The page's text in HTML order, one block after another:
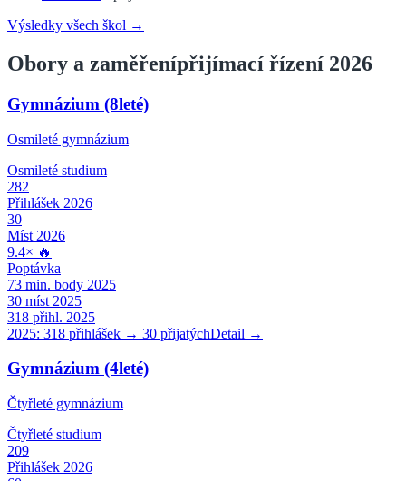
Výsledky všech škol →
Obory a zaměřenípřijímací řízení 2026
Gymnázium (8leté)
Osmileté gymnázium
Osmileté studium
282
Přihlášek 2026
30
Míst 2026
9.4× 🔥
Poptávka
73 min. body 2025
30 míst 2025
318 přihl. 2025
2025: 318 přihlášek → 30 přijatýchDetail →
Gymnázium (4leté)
Čtyřleté gymnázium
Čtyřleté studium
209
Přihlášek 2026